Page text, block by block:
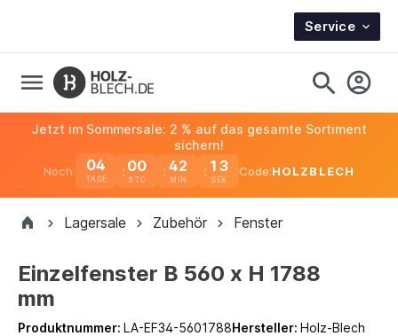
Service
Noch: 04
TAGE
00 42 12
Jetzt im Sommersale: 2 % auf das gesamte Sortiment
sichern!
Code:HOLZBLECH
Lagersale Zubehör Fenster
Einzelfenster B 560 x H 1788
mm
Produktnummer: LA-EF34-5601788Hersteller: Holz-Blech